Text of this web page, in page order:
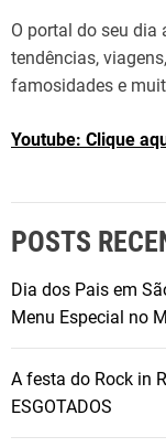
O portal do seu dia
tendências,
famosidades e
Youtube: Clique
POSTS
Dia dos Pais em
Menu Especial no
A festa do Rock in
ESGOTADOS